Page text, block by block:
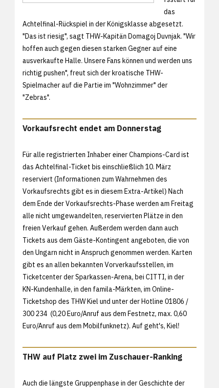
das
Achtelfinal-Rückspiel in der Königsklasse abgesetzt.
"Das ist riesig", sagt THW-Kapitän Domagoj Duvnjak. "Wir
hoffen auch gegen diesen starken Gegner auf eine
ausverkaufte Halle. Unsere Fans können und werden uns
richtig pushen", freut sich der kroatische THW-
Spielmacher auf die Partie im "Wohnzimmer" der
"Zebras".
Vorkaufsrecht endet am Donnerstag
Für alle registrierten Inhaber einer Champions-Card ist
das Achtelfinal-Ticket bis einschließlich 10. März
reserviert (Informationen zum Wahrnehmen des
Vorkaufsrechts gibt es in diesem Extra-Artikel) Nach
dem Ende der Vorkaufsrechts-Phase werden am Freitag
alle nicht umgewandelten, reservierten Plätze in den
freien Verkauf gehen. Außerdem werden dann auch
Tickets aus dem Gäste-Kontingent angeboten, die von
den Ungarn nicht in Anspruch genommen werden. Karten
gibt es an allen bekannten Vorverkaufsstellen, im
Ticketcenter der Sparkassen-Arena, bei CITTI, in der
KN-Kundenhalle, in den famila-Märkten, im Online-
Ticketshop des THW Kiel und unter der Hotline 01806 /
300 234 (0,20 Euro/Anruf aus dem Festnetz, max. 0,60
Euro/Anruf aus dem Mobilfunknetz). Auf geht's, Kiel!
THW auf Platz zwei im Zuschauer-Ranking
Auch die längste Gruppenphase in der Geschichte der